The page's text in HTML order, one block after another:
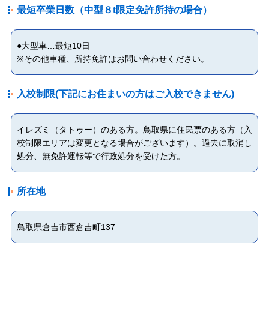
最短卒業日数（中型８t限定免許所持の場合）
●大型車…最短10日
※その他車種、所持免許はお問い合わせください。
入校制限(下記にお住まいの方はご入校できません)
イレズミ（タトゥー）のある方。鳥取県に住民票のある方（入
校制限エリアは変更となる場合がございます）。過去に取消し
処分、無免許運転等で行政処分を受けた方。
所在地
鳥取県倉吉市西倉吉町137